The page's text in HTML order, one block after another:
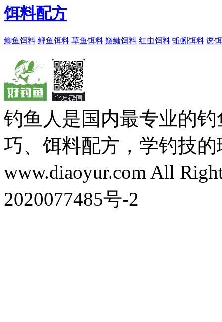
饵料配方
鲫鱼饵料 鲤鱼饵料 草鱼饵料 鲢鳙饵料 红虫饵料 蚯蚓饵料 诱
钓鱼人是国内最专业的
巧、饵料配方，学钓技
www.diaoyur.com All
2020077485号-2